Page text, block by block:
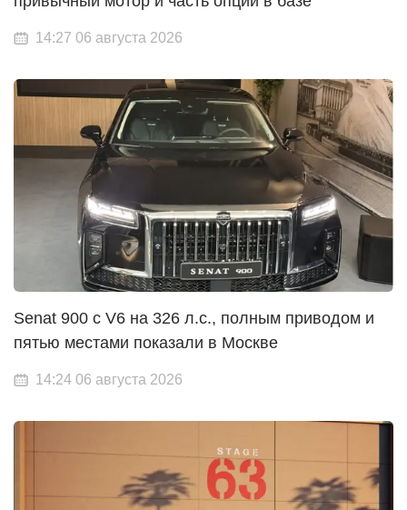
14:27 06 августа 2026
Senat 900 с V6 на 326 л.с., полным приводом и
пятью местами показали в Москве
14:24 06 августа 2026